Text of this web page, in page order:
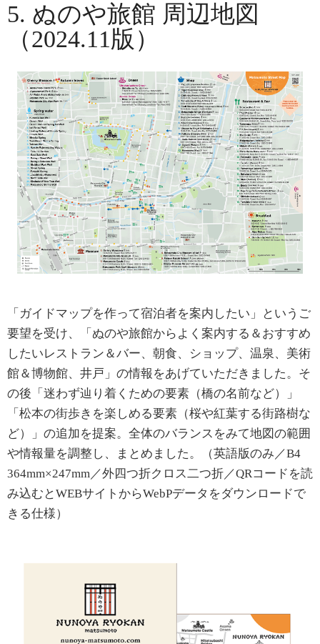
5. ぬのや旅館 周辺地図
（2024.11版）
「ガイドマップを作って宿泊者を案内したい」というご
要望を受け、「ぬのや旅館からよく案内する＆おすすめ
したいレストラン＆バー、朝食、ショップ、温泉、美術
館＆博物館、井戸」の情報をあげていただきました。そ
の後「迷わず辿り着くための要素（橋の名前など）」
「松本の街歩きを楽しめる要素（桜や紅葉する街路樹な
ど）」の追加を提案。全体のバランスをみて地図の範囲
や情報量を調整し、まとめました。（英語版のみ／B4
364mm×247mm／外四つ折クロス二つ折／QRコードを読
み込むとWEBサイトからWebPデータをダウンロードで
きる仕様）